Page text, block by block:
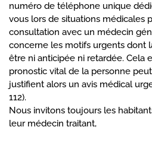
numéro de téléphone unique
vous lors de situations médicales
consultation avec un médecin
concerne les motifs urgents dont
être ni anticipée ni retardée. Cela
pronostic vital de la personne
justifient alors un avis médical
112).
Nous invitons toujours les
leur médecin traitant,